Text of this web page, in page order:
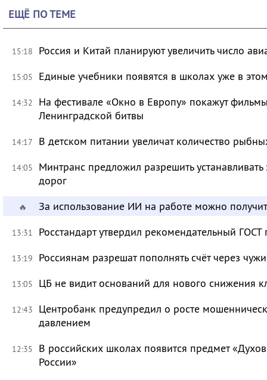
ЕЩЁ ПО ТЕМЕ
15:18 Россия и Китай планируют увеличить число
15:05 Единые учебники появятся в школах уже в
14:32
На фестивале «Окно в Европу» покажут
Ленинградской битвы
14:17 В детском питании увеличат количество
14:05
Минтранс предложил разрешить
дорог
🔥 За использование ИИ на работе можно
13:31 Росстандарт утвердил рекомендательный
13:19 Россиянам разрешат пополнять счёт через
13:05 ЦБ не видит оснований для нового снижения
12:43
Центробанк предупредил о росте
давлением
12:35
В российских школах появится предмет
России»